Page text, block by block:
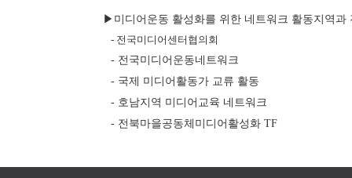
▶미디어운동 활성화를 위한 네트워크 활동지역
- 전국미디어센터협의회
- 전국미디어운동네트워크
- 국제 미디어활동가 교류 활동
- 호남지역 미디어교육 네트워크
- 전북마을공동체미디어활성화 TF